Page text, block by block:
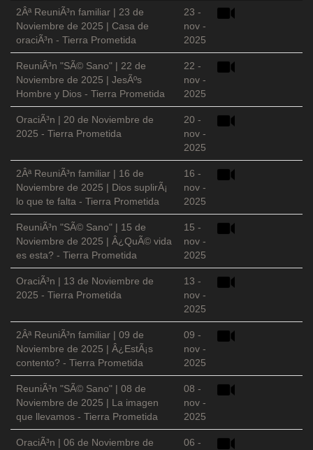
2Âª ReuniÃ³n familiar | 23 de
Noviembre de 2025 | Casa de
oraciÃ³n - Tierra Prometida
23 -
nov -
2025
ReuniÃ³n "SÃ© Sano" | 22 de
Noviembre de 2025 | JesÃºs
Hombre y Dios - Tierra Prometida
22 -
nov -
2025
OraciÃ³n | 20 de Noviembre de
2025 - Tierra Prometida
20 -
nov -
2025
2Âª ReuniÃ³n familiar | 16 de
Noviembre de 2025 | Dios suplirÃ¡
lo que te falta - Tierra Prometida
16 -
nov -
2025
ReuniÃ³n "SÃ© Sano" | 15 de
Noviembre de 2025 | Â¿QuÃ© vida
es esta? - Tierra Prometida
15 -
nov -
2025
OraciÃ³n | 13 de Noviembre de
2025 - Tierra Prometida
13 -
nov -
2025
2Âª ReuniÃ³n familiar | 09 de
Noviembre de 2025 | Â¿EstÃ¡s
contento? - Tierra Prometida
09 -
nov -
2025
ReuniÃ³n "SÃ© Sano" | 08 de
Noviembre de 2025 | La imagen
que llevamos - Tierra Prometida
08 -
nov -
2025
OraciÃ³n | 06 de Noviembre de
06 -